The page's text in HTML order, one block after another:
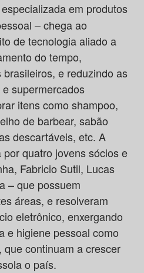
em produtos
– chega ao
de tecnologia aliado a
do tempo,
e reduzindo as
e supermercados
itens como shampoo,
de barbear, sabão
descartáveis, etc. A
quatro jovens sócios e
Fabricio Sutil, Lucas
– que possuem
áreas, e resolveram
eletrônico, enxergando
e higiene pessoal como
continuam a crescer
o país.